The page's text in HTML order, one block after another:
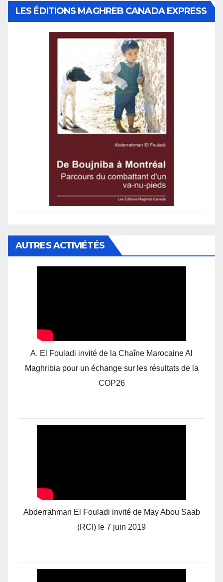
LES ÉDITIONS MAGHREB CANADA EXPRESS
AUTRES ACTIVIÉTÉS
A. El Fouladi invité de la Chaîne Marocaine Al
Maghribia pour un échange sur les résultats de la
COP26
Abderrahman El Fouladi invité de May Abou Saab
(RCI) le 7 juin 2019